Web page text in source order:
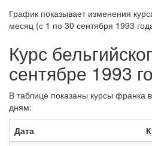
График показывает изменения
месяц (с 1 по 30 сентября 1993
Курс
сентябре 1993
В таблице показаны курсы франка
дням:
Дата